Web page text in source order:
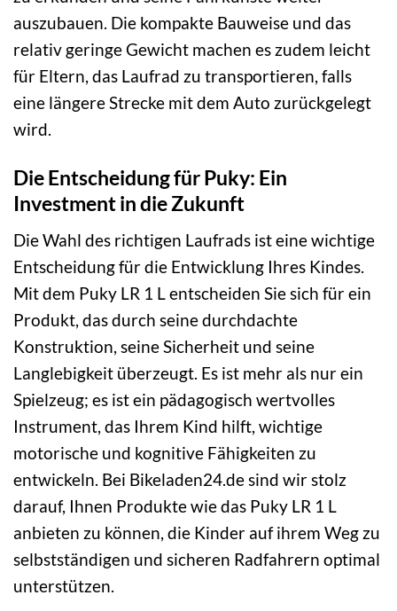
auszubauen. Die kompakte Bauweise und das
relativ geringe Gewicht machen es zudem leicht
für Eltern, das Laufrad zu transportieren, falls
eine längere Strecke mit dem Auto zurückgelegt
wird.
Die Entscheidung für Puky: Ein
Investment in die Zukunft
Die Wahl des richtigen Laufrads ist eine wichtige
Entscheidung für die Entwicklung Ihres Kindes.
Mit dem Puky LR 1 L entscheiden Sie sich für ein
Produkt, das durch seine durchdachte
Konstruktion, seine Sicherheit und seine
Langlebigkeit überzeugt. Es ist mehr als nur ein
Spielzeug; es ist ein pädagogisch wertvolles
Instrument, das Ihrem Kind hilft, wichtige
motorische und kognitive Fähigkeiten zu
entwickeln. Bei Bikeladen24.de sind wir stolz
darauf, Ihnen Produkte wie das Puky LR 1 L
anbieten zu können, die Kinder auf ihrem Weg zu
selbstständigen und sicheren Radfahrern optimal
unterstützen.